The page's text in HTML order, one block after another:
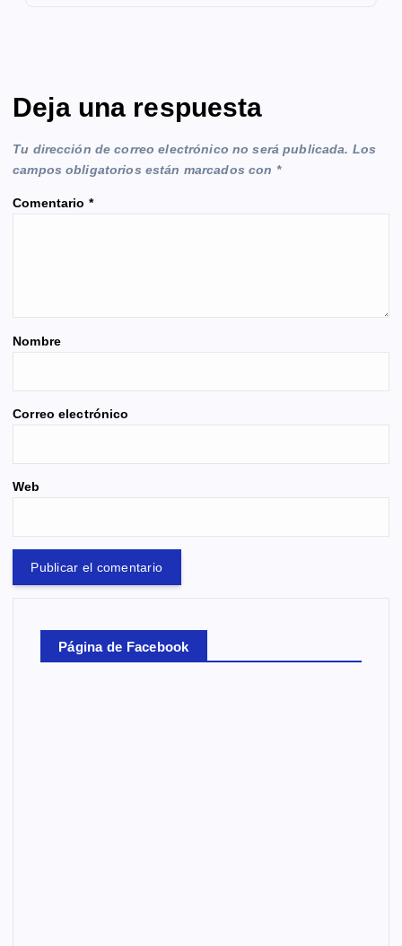
Deja una respuesta
Tu dirección de correo electrónico no será publicada. Los
campos obligatorios están marcados con *
Comentario *
Nombre
Correo electrónico
Web
Página de Facebook